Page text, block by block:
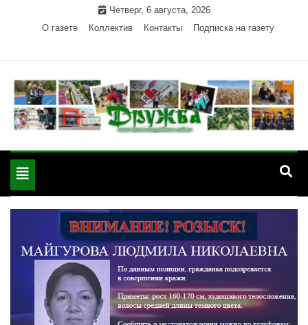
Четверг, 6 августа, 2026
О газете
Коллектив Контакты Подписка на газету
"Дружба" — газета
района РА
Красногвардейского района Республики Адыгея
Toggle
navigation